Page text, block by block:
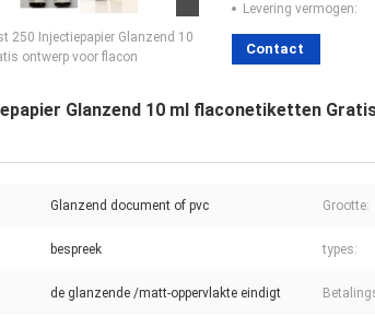
250 Injectiepapier Glanzend 10
ontwerp voor flacon
Levering vermogen:
Contact
Glanzend 10 ml flaconetiketten
Glanzend document of pvc Grootte:
bespreek types:
de glanzende /matt-oppervlakte eindigt